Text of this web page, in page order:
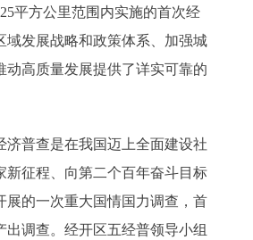
平方公里范围内实施的首次经
域发展战略和政策体系、加强城
动高质量发展提供了详实可靠的
普查是在我国迈上全面建设社
新征程、向第二个百年奋斗目标
展的一次重大国情国力调查，首
出调查。经开区五经普领导小组